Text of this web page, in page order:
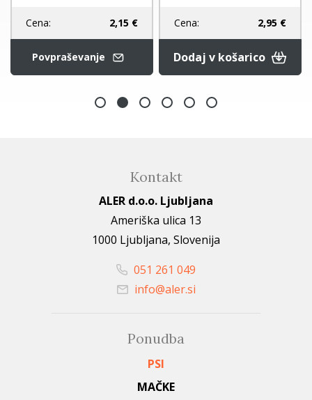
Cena: 2,15 €
Povpraševanje
Cena: 2,95 €
Dodaj v košarico
Kontakt
ALER d.o.o. Ljubljana
Ameriška ulica 13
1000 Ljubljana, Slovenija
051 261 049
info@aler.si
Ponudba
PSI
MAČKE